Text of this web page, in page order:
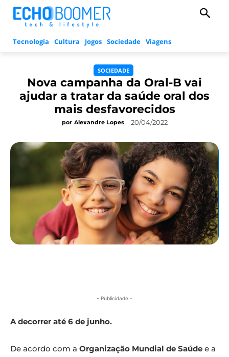
Tecnologia Cultura Jogos Sociedade Viagens
SOCIEDADE
Nova campanha da Oral-B vai
ajudar a tratar da saúde oral dos
mais desfavorecidos
por Alexandre Lopes 20/04/2022
- Publicidade -
A decorrer até 6 de junho.
De acordo com a Organização Mundial de Saúde e a